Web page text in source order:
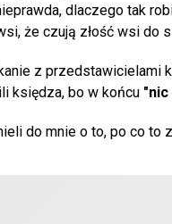
dlaczego tak
że czują złość wsi do
z przedstawicielami
księdza, bo w końcu "nic
do mnie o to, po co to